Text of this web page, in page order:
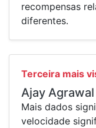
recompensas
diferentes.
Terceira mais
Ajay Agrawal
⁠Mais dados
velocidade